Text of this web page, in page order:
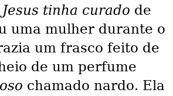
Jesus tinha curado de
uma mulher durante o
um frasco feito de
de um perfume
chamado nardo. Ela